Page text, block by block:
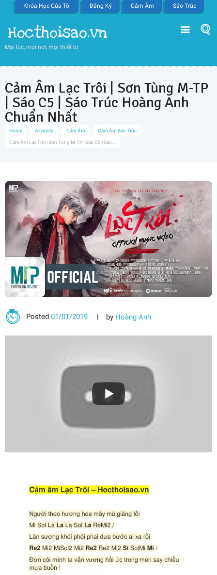
Khóa Học Của Tôi Đăng Ký Cảm Âm Sáo Trúc
Hocthoisao.vn
Mọi lúc, mọi nơi, mọi thiết bị
Home All posts Cảm Âm Cảm Âm Sáo Trúc
Cảm Âm Lạc Trôi | Sơn Tùng M-TP | Sáo C5 | Sáo...
Cảm Âm Lạc Trôi | Sơn Tùng M-TP
| Sáo C5 | Sáo Trúc Hoàng Anh
Chuẩn Nhất
Posted01/01/2019 by Hoàng Anh